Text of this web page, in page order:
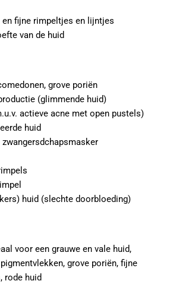
en fijne rimpeltjes en lijntjes
van de huid
grove poriën
(glimmende huid)
actieve acne met open pustels)
huid
huid (slechte doorbloeding)
voor een grauwe en vale huid,
grove poriën, fijne
rode huid